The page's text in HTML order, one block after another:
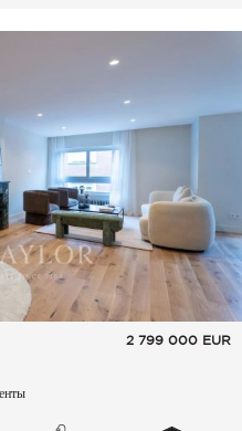
2 799 000 EUR